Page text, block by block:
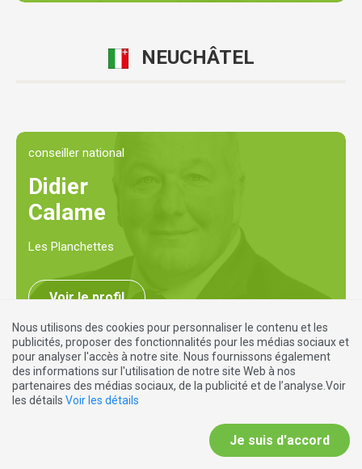
NEUCHÂTEL
conseiller national
Didier
Calame
Les Planchettes
Voir le profil
NIDWALD
Nous utilisons des cookies pour personnaliser le contenu et les
publicités, proposer des fonctionnalités pour les médias sociaux et
pour analyser l'accès à notre site. Nous fournissons également
des informations sur l'utilisation de notre site Web à nos
partenaires des médias sociaux, de la publicité et de l’analyse.Voir
les détails Voir les détails
Je suis d'accord